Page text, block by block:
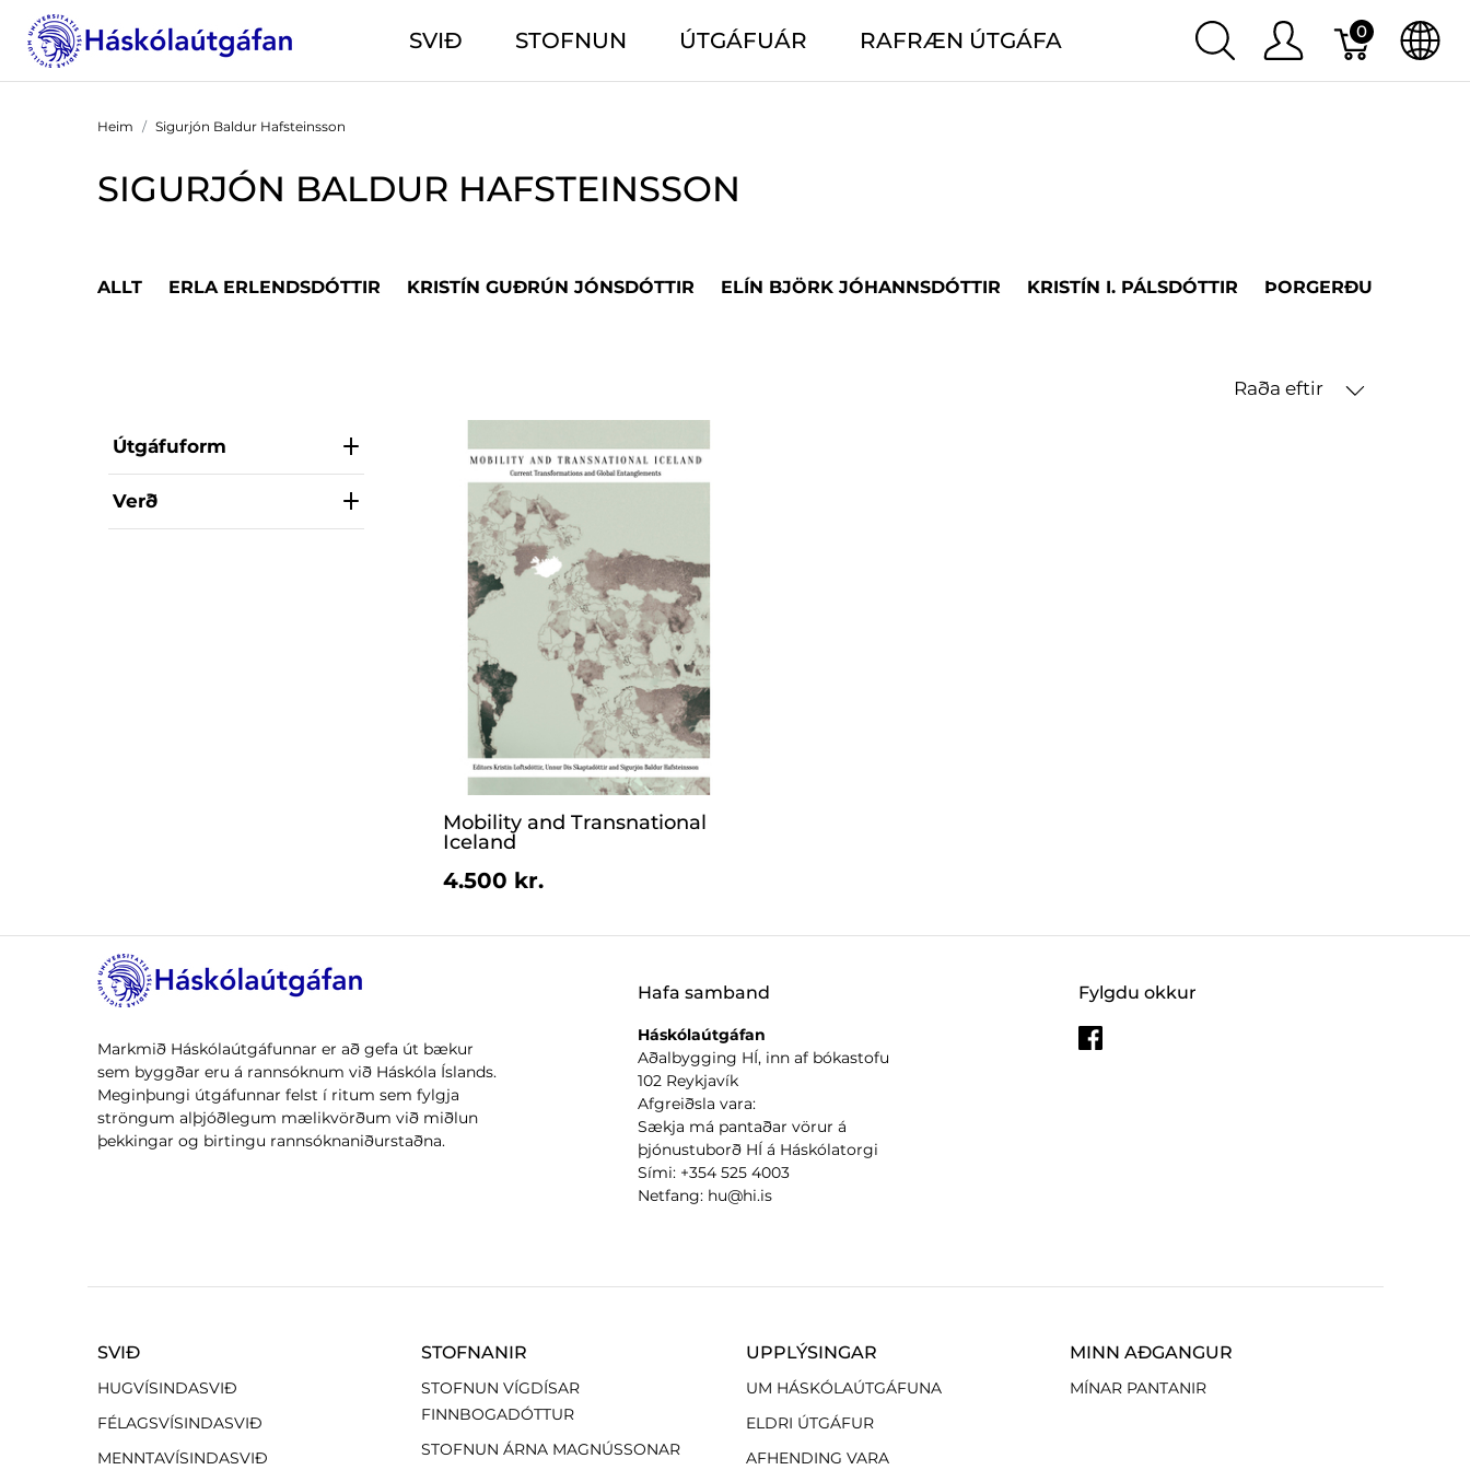
SVIÐ STOFNUN ÚTGÁFUÁR RAFRÆN ÚTGÁFA 0
Heim Sigurjón Baldur Hafsteinsson
SIGURJÓN BALDUR HAFSTEINSSON
ALLT ERLA ERLENDSDÓTTIR KRISTÍN GUÐRÚN JÓNSDÓTTIR ELÍN BJÖRK JÓHANNSDÓTTIR KRISTÍN I. PÁLSDÓTTIR ÞORGERÐUR H.
Raða eftir
Útgáfuform
Verð
Mobility and Transnational
Iceland
4.500 kr.
Markmið Háskólaútgáfunnar er að gefa út bækur
sem byggðar eru á rannsóknum við Háskóla Íslands.
Meginþungi útgáfunnar felst í ritum sem fylgja
ströngum alþjóðlegum mælikvörðum við miðlun
þekkingar og birtingu rannsóknaniðurstaðna.
Fylgdu okkur
Hafa samband
Háskólaútgáfan
Aðalbygging HÍ, inn af bókastofu
102 Reykjavík
Afgreiðsla vara:
Sækja má pantaðar vörur á
þjónustuborð HÍ á Háskólatorgi
Sími: +354 525 4003
Netfang: hu@hi.is
SVIÐ
HUGVÍSINDASVIÐ
FÉLAGSVÍSINDASVIÐ
MENNTAVÍSINDASVIÐ
STOFNANIR
STOFNUN VÍGDÍSAR
FINNBOGADÓTTUR
STOFNUN ÁRNA MAGNÚSSONAR
UPPLÝSINGAR
UM HÁSKÓLAÚTGÁFUNA
ELDRI ÚTGÁFUR
AFHENDING VARA
MINN AÐGANGUR
MÍNAR PANTANIR